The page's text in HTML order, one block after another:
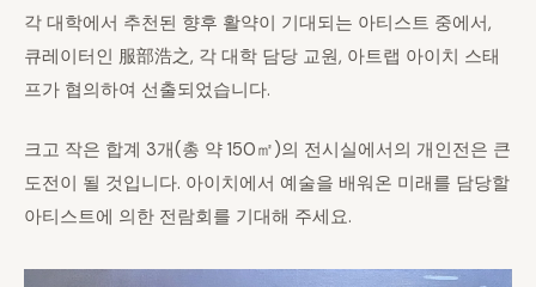
각 대학에서 추천된 향후 활약이 기대되는 아티스트 중에서,
큐레이터인 服部浩之, 각 대학 담당 교원, 아트랩 아이치 스태
프가 협의하여 선출되었습니다.
크고 작은 합계 3개(총 약 150㎡)의 전시실에서의 개인전은 큰
도전이 될 것입니다. 아이치에서 예술을 배워온 미래를 담당할
아티스트에 의한 전람회를 기대해 주세요.